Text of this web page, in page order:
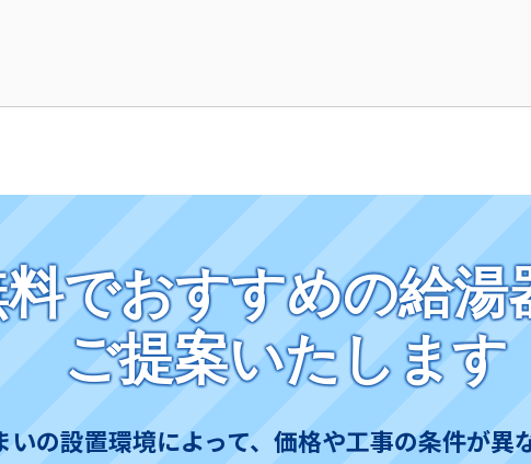
でおすすめの給湯
ご提案いたします
いの設置環境によって、価格や工事の条件が異